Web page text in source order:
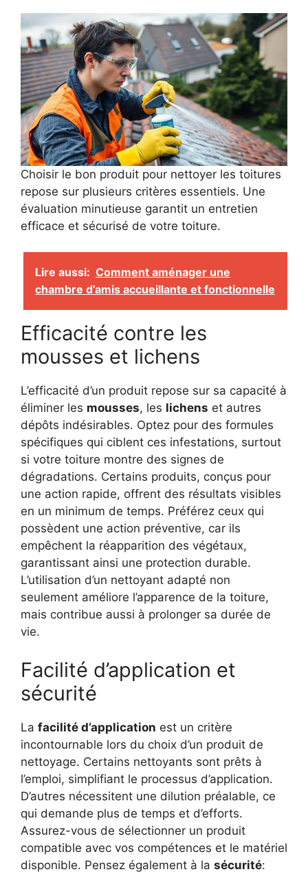
Choisir le bon produit pour nettoyer les toitures
repose sur plusieurs critères essentiels. Une
évaluation minutieuse garantit un entretien
efficace et sécurisé de votre toiture.
Lire aussi: Comment aménager une
chambre d’amis accueillante et fonctionnelle
Efficacité contre les
mousses et lichens
L’efficacité d’un produit repose sur sa capacité à
éliminer les mousses, les lichens et autres
dépôts indésirables. Optez pour des formules
spécifiques qui ciblent ces infestations, surtout
si votre toiture montre des signes de
dégradations. Certains produits, conçus pour
une action rapide, offrent des résultats visibles
en un minimum de temps. Préférez ceux qui
possèdent une action préventive, car ils
empêchent la réapparition des végétaux,
garantissant ainsi une protection durable.
L’utilisation d’un nettoyant adapté non
seulement améliore l’apparence de la toiture,
mais contribue aussi à prolonger sa durée de
vie.
Facilité d’application et
sécurité
La facilité d’application est un critère
incontournable lors du choix d’un produit de
nettoyage. Certains nettoyants sont prêts à
l’emploi, simplifiant le processus d’application.
D’autres nécessitent une dilution préalable, ce
qui demande plus de temps et d’efforts.
Assurez-vous de sélectionner un produit
compatible avec vos compétences et le matériel
disponible. Pensez également à la sécurité: